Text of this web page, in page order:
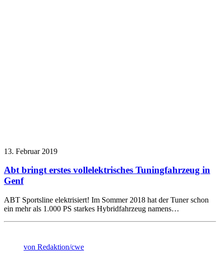
13. Februar 2019
Abt bringt erstes vollelektrisches Tuningfahrzeug in
Genf
ABT Sportsline elektrisiert! Im Sommer 2018 hat der Tuner schon
ein mehr als 1.000 PS starkes Hybridfahrzeug namens…
von Redaktion/cwe